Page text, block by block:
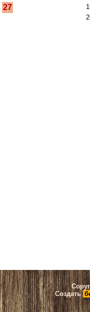
27
Создать